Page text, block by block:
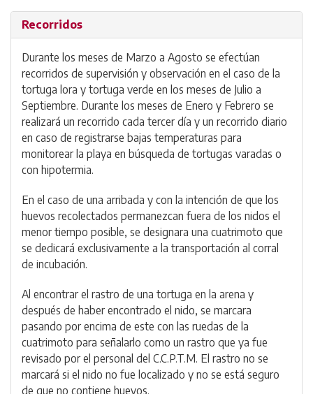
Recorridos
Durante los meses de Marzo a Agosto se efectúan
recorridos de supervisión y observación en el caso de la
tortuga lora y tortuga verde en los meses de Julio a
Septiembre. Durante los meses de Enero y Febrero se
realizará un recorrido cada tercer día y un recorrido diario
en caso de registrarse bajas temperaturas para
monitorear la playa en búsqueda de tortugas varadas o
con hipotermia.
En el caso de una arribada y con la intención de que los
huevos recolectados permanezcan fuera de los nidos el
menor tiempo posible, se designara una cuatrimoto que
se dedicará exclusivamente a la transportación al corral
de incubación.
Al encontrar el rastro de una tortuga en la arena y
después de haber encontrado el nido, se marcara
pasando por encima de este con las ruedas de la
cuatrimoto para señalarlo como un rastro que ya fue
revisado por el personal del C.C.P.T.M. El rastro no se
marcará si el nido no fue localizado y no se está seguro
de que no contiene huevos.